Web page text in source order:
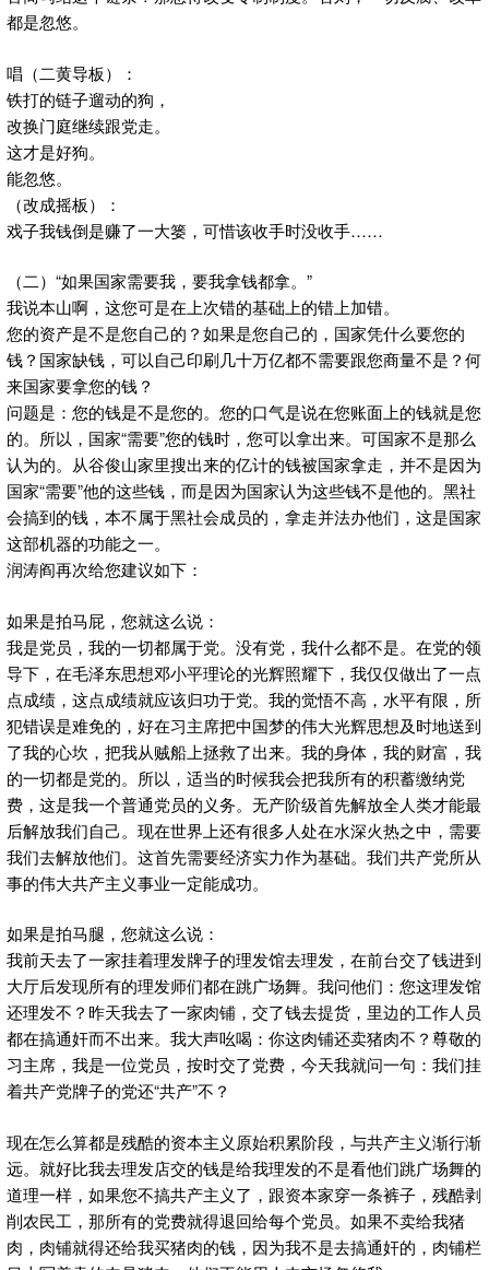
都是忽悠。
唱（二黄导板）：
铁打的链子遛动的狗，
改换门庭继续跟党走。
这才是好狗。
能忽悠。
（改成摇板）：
戏子我钱倒是赚了一大篓，可惜该收手时没收手……
（二）“如果国家需要我，要我拿钱都拿。”
我说本山啊，这您可是在上次错的基础上的错上加错。
您的资产是不是您自己的？如果是您自己的，国家凭什么要您的
钱？国家缺钱，可以自己印刷几十万亿都不需要跟您商量不是？何
来国家要拿您的钱？
问题是：您的钱是不是您的。您的口气是说在您账面上的钱就是您
的。所以，国家“需要”您的钱时，您可以拿出来。可国家不是那么
认为的。从谷俊山家里搜出来的亿计的钱被国家拿走，并不是因为
国家“需要”他的这些钱，而是因为国家认为这些钱不是他的。黑社
会搞到的钱，本不属于黑社会成员的，拿走并法办他们，这是国家
这部机器的功能之一。
润涛阎再次给您建议如下：
如果是拍马屁，您就这么说：
我是党员，我的一切都属于党。没有党，我什么都不是。在党的领
导下，在毛泽东思想邓小平理论的光辉照耀下，我仅仅做出了一点
点成绩，这点成绩就应该归功于党。我的觉悟不高，水平有限，所
犯错误是难免的，好在习主席把中国梦的伟大光辉思想及时地送到
了我的心坎，把我从贼船上拯救了出来。我的身体，我的财富，我
的一切都是党的。所以，适当的时候我会把我所有的积蓄缴纳党
费，这是我一个普通党员的义务。无产阶级首先解放全人类才能最
后解放我们自己。现在世界上还有很多人处在水深火热之中，需要
我们去解放他们。这首先需要经济实力作为基础。我们共产党所从
事的伟大共产主义事业一定能成功。
如果是拍马腿，您就这么说：
我前天去了一家挂着理发牌子的理发馆去理发，在前台交了钱进到
大厅后发现所有的理发师们都在跳广场舞。我问他们：您这理发馆
还理发不？昨天我去了一家肉铺，交了钱去提货，里边的工作人员
都在搞通奸而不出来。我大声吆喝：你这肉铺还卖猪肉不？尊敬的
习主席，我是一位党员，按时交了党费，今天我就问一句：我们挂
着共产党牌子的党还“共产”不？
现在怎么算都是残酷的资本主义原始积累阶段，与共产主义渐行渐
远。就好比我去理发店交的钱是给我理发的不是看他们跳广场舞的
道理一样，如果您不搞共产主义了，跟资本家穿一条裤子，残酷剥
削农民工，那所有的党费就得退回给每个党员。如果不卖给我猪
肉，肉铺就得还给我买猪肉的钱，因为我不是去搞通奸的，肉铺栏